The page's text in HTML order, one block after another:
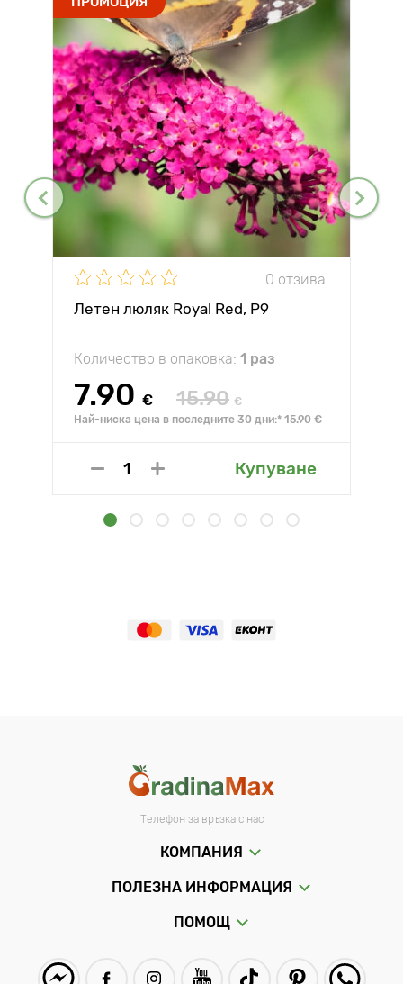
0 отзива
Летен люляк Royal Red, P9
Количество в опаковка: 1 раз
7.90 € 15.90 €
Най-ниска цена в последните 30 дни:* 15.90 €
Купуване
Телефон за връзка с нас
КОМПАНИЯ
ПОЛЕЗНА ИНФОРМАЦИЯ
ПОМОЩ